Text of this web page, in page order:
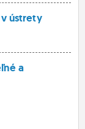
ústrety
a